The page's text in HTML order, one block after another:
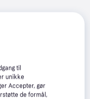
til
unikke
Accepter, gør
de formål,